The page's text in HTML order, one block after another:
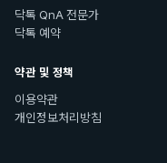
닥톡 QnA 전문가
닥톡 예약
약관 및 정책
이용약관
개인정보처리방침